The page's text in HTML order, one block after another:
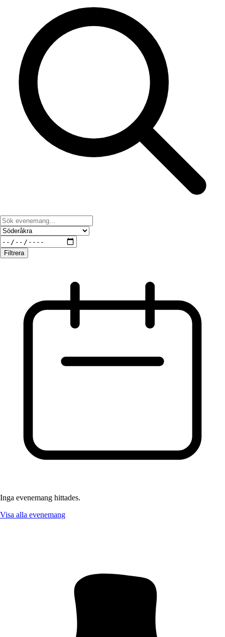
Filtrera
Inga evenemang hittades.
Visa alla evenemang